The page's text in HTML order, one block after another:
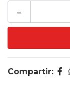
-
Compartir: